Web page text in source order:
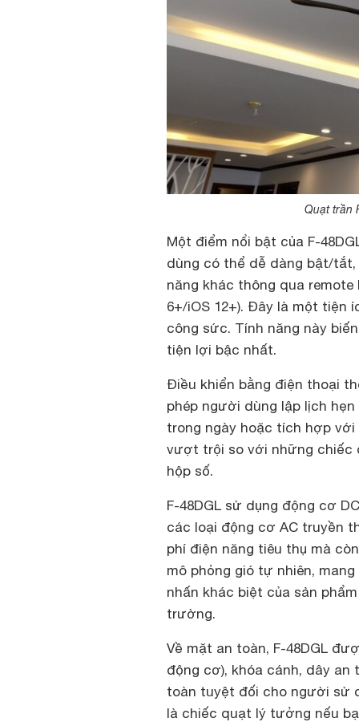
Quạt trần
Một điểm nổi bật của F-
dùng có thể dễ dàng bật/
năng khác thông qua
6+/iOS 12+). Đây là một tiện
công sức. Tính năng này
tiện lợi bậc nhất.
Điều khiển bằng điện thoại
phép người dùng lập lịch
trong ngày hoặc tích hợp
vượt trội so với những chiếc
hộp số.
F-48DGL sử dụng động cơ
các loại động cơ AC truyền
phí điện năng tiêu thụ mà
mô phỏng gió tự nhiên,
nhấn khác biệt của sản
trường.
Về mặt an toàn, F-48DGL
động cơ), khóa cánh, dây
toàn tuyệt đối cho người sử
là chiếc quạt lý tưởng nếu